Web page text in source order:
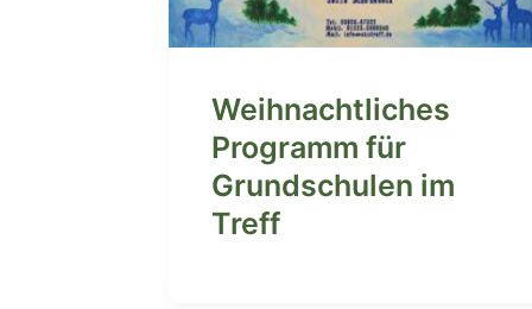
Weihnachtliches
Programm für
Grundschulen im
Treff